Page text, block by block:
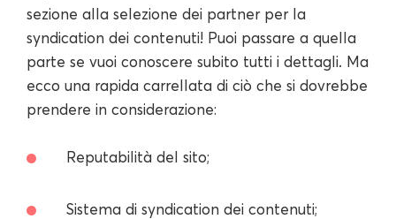
sezione alla selezione dei partner per la
syndication dei contenuti! Puoi passare a quella
parte se vuoi conoscere subito tutti i dettagli. Ma
ecco una rapida carrellata di ciò che si dovrebbe
prendere in considerazione:
Reputabilità del sito;
Sistema di syndication dei contenuti;